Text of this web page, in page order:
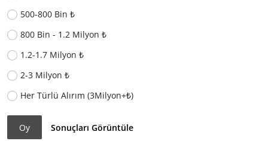
500-800 Bin ₺
800 Bin - 1.2 Milyon ₺
1.2-1.7 Milyon ₺
2-3 Milyon ₺
Her Türlü Alırım (3Milyon+₺)
Oy Sonuçları Görüntüle